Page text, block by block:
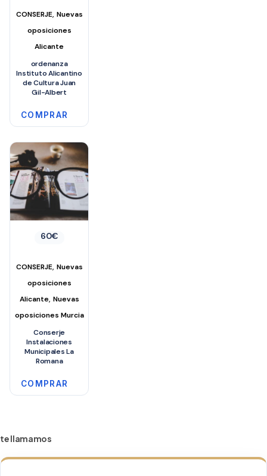
CONSERJE, Nuevas
oposiciones
Alicante
ordenanza
Instituto Alicantino
de Cultura Juan
Gil-Albert
COMPRAR
60€
CONSERJE, Nuevas
oposiciones
Alicante, Nuevas
oposiciones Murcia
Conserje
Instalaciones
Municipales La
Romana
COMPRAR
te llamamos